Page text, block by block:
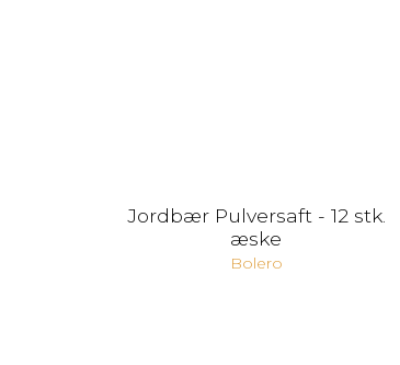
Jordbær Pulversaft - 12 stk.
æske
Bolero